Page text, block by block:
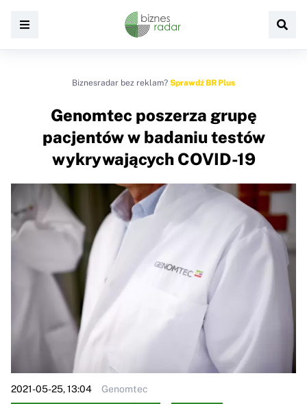
Biznesradar bez reklam? Sprawdź BR Plus
Genomtec poszerza grupę
pacjentów w badaniu testów
wykrywających COVID-19
2021-05-25, 13:04
Genomtec